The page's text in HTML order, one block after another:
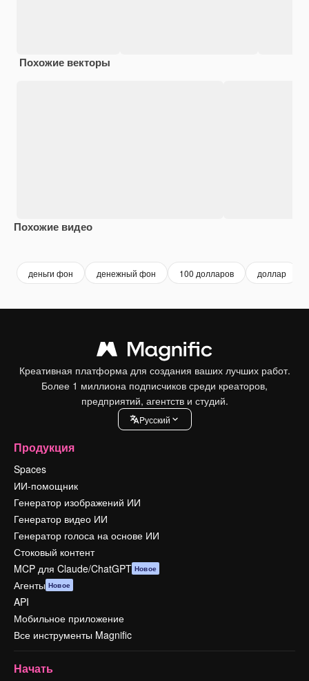
Похожие векторы
Похожие видео
деньги фон денежный фон 100 долларов доллар
Креативная платформа для создания ваших лучших работ.
Более 1 миллиона подписчиков среди креаторов,
предприятий, агентств и студий.
Pусский
Продукция
Spaces
ИИ-помощник
Генератор изображений ИИ
Генератор видео ИИ
Генератор голоса на основе ИИ
Стоковый контент
MCP для Claude/ChatGPT Новое
Агенты Новое
API
Мобильное приложение
Все инструменты Magnific
Начать